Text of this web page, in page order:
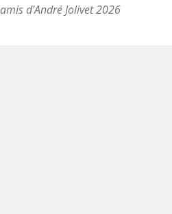
d'André Jolivet 2026